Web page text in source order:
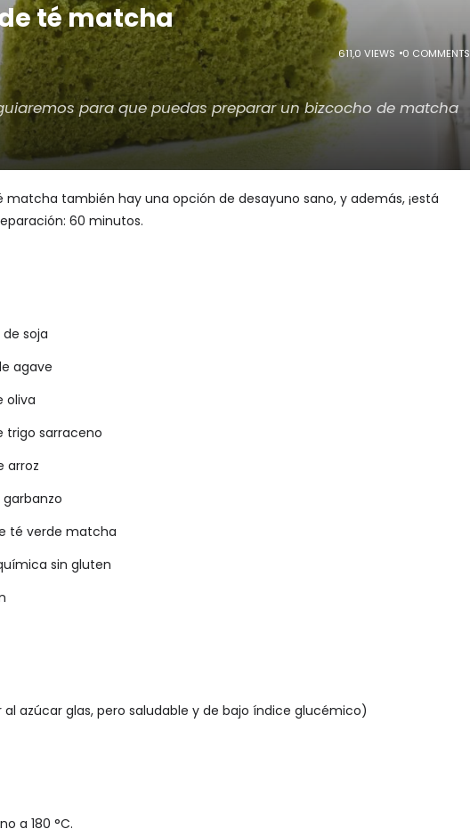
té matcha
611,0 VIEWS 0 COMMENTS
para que puedas preparar un bizcocho de matcha
matcha también hay una opción de desayuno sano, y además, ¡está
60 minutos.
soja
agave
oliva
trigo sarraceno
arroz
té verde matcha
sin gluten
azúcar glas, pero saludable y de bajo índice glucémico)
a 180 °C.